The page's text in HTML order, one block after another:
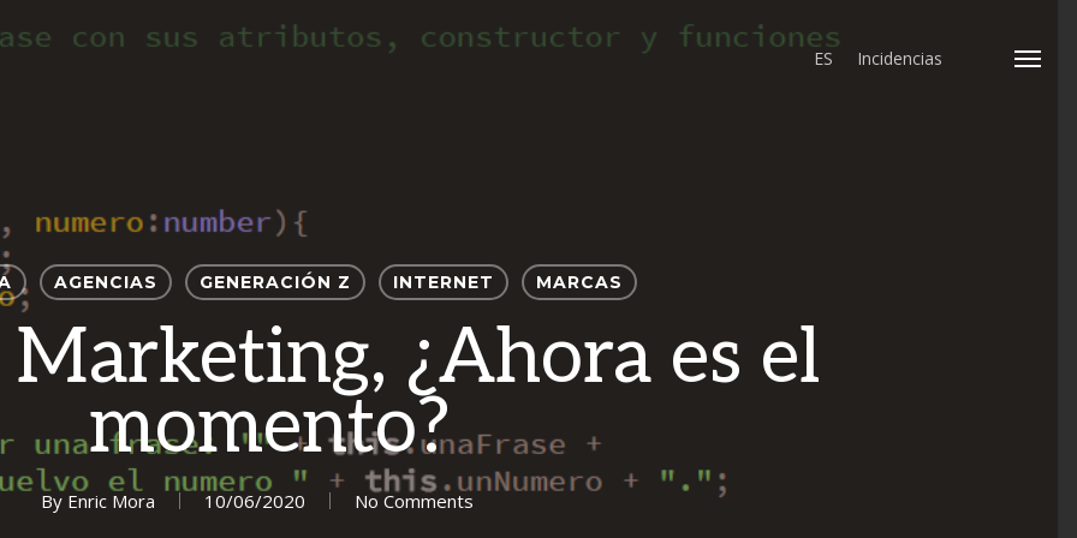
ES Incidencias Menu
AGENCIAS GENERACIÓN Z INTERNET MARCAS
¿Ahora es el
momento?
By Enric Mora 10/06/2020 No Comments